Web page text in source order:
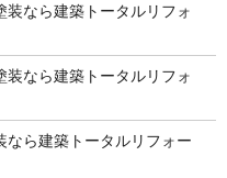
なら建築トータルリフォ
なら建築トータルリフォ
なら建築トータルリフォー